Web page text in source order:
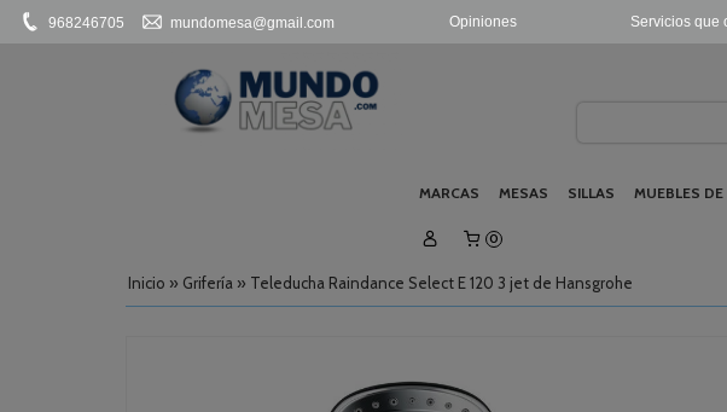
Servicios que
Opiniones
968246705 mundomesa@gmail.com
MARCAS MESAS SILLAS MUEBLES
0
Inicio » Grifería » Teleducha Raindance Select E 120 3 jet de Hansgrohe